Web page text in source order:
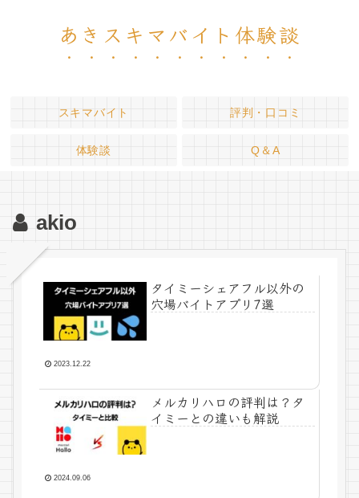
あきスキマバイト体験談
スキマバイト 評判・口コミ
体験談 Q＆A
akio
タイミーシェアフル以外の
穴場バイトアプリ7選
2023.12.22
メルカリハロの評判は？タ
イミーとの違いも解説
2024.09.06